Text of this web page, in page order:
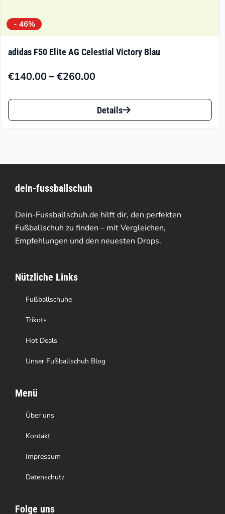
- 46%
adidas F50 Elite AG Celestial Victory Blau
€140.00–€260.00
Preisspanne:
€140.00
€260.00
Dieses
Produkt
auf.
Die
Optionen
können
der
Produktseite
gewählt
werden
Details
dein-fussballschuh
Dein-Fussballschuh.de hilft dir, den perfekten
Fußballschuh zu finden – mit Vergleichen,
Empfehlungen und den neuesten Drops.
Nützliche Links
Fußballschuhe
Trikots
Hot Deals
Unser Fußballschuh Blog
Menü
Über uns
Kontakt
Impressum
Datenschutz
Folge uns